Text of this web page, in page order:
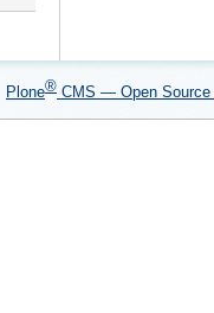
Plone® CMS — Open Source